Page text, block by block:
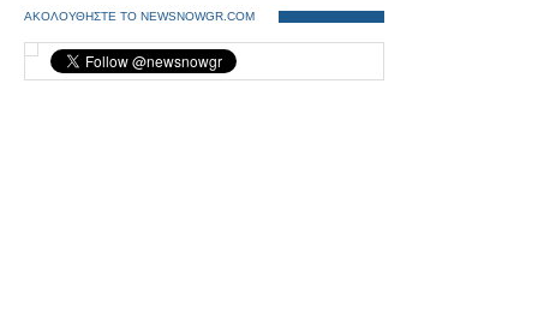
ΑΚΟΛΟΥΘΗΣΤΕ ΤΟ NEWSNOWGR.COM